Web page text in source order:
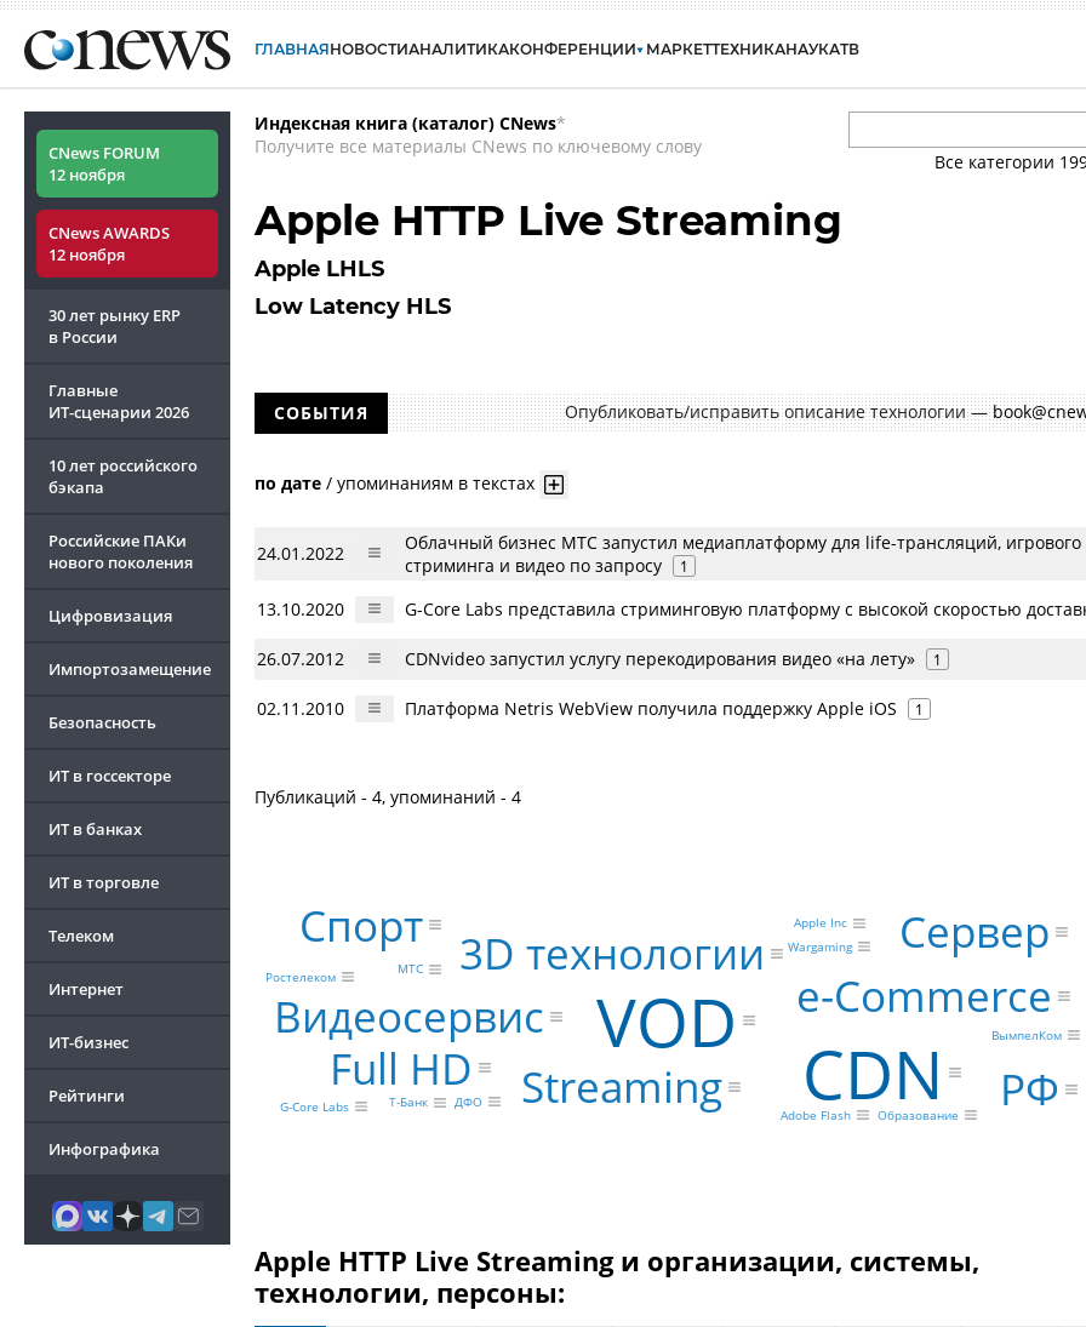
ГЛАВНАЯНОВОСТИАНАЛИТИКАКОНФЕРЕНЦИИ МАРКЕТТЕХНИКАНАУКАТВ
CNews FORUM
12 ноября
CNews AWARDS
12 ноября
30 лет рынку ERP
в России
Главные
ИТ-сценарии 2026
10 лет российского
бэкапа
Российские ПАКи
нового поколения
Цифровизация
Импортозамещение
Безопасность
ИТ в госсекторе
ИТ в банках
ИТ в торговле
Телеком
Интернет
ИТ-бизнес
Рейтинги
Инфографика
Индексная книга (каталог) CNews*
Получите все материалы CNews по ключевому слову
Все категории
Apple HTTP Live Streaming
Apple LHLS
Low Latency HLS
СОБЫТИЯ Опубликовать/исправить описание технологии —
по дате / упоминаниям в текстах
24.01.2022
Облачный бизнес МТС запустил медиаплатформу для life-трансляций, игрового
стриминга и видео по запросу
1
13.10.2020 G-Core Labs представила стриминговую платформу с высокой скоростью
26.07.2012 CDNvideo запустил услугу перекодирования видео «на лету» 1
02.11.2010 Платформа Netris WebView получила поддержку Apple iOS 1
Публикаций - 4, упоминаний - 4
VOD
CDN
e-Commerce
3D технологии
Видеосервис
Full HD
Streaming
Сервер
РФ
Спорт Wargaming
ВымпелКом
Ростелеком МТС
Apple Inc
G-Core Labs Т-Банк
Adobe Flash
ДФО
Образование
Apple HTTP Live Streaming и организации, системы,
технологии, персоны: